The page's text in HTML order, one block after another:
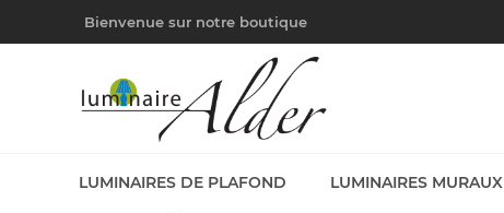
Bienvenue sur notre boutique
LUMINAIRES DE PLAFOND LUMINAIRES MURAUX